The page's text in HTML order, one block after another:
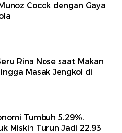
Cocok dengan Gaya
Rina Nose saat Makan
Masak Jengkol di
Tumbuh 5,29%,
Miskin Turun Jadi 22,93